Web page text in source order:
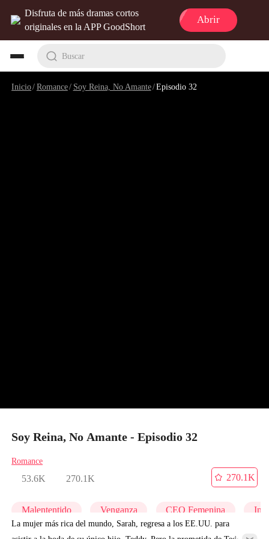
Disfruta de más dramas cortos
originales en la APP GoodShort
Abrir
Buscar
Inicio/Romance/ Soy Reina, No Amante/Episodio 32
Soy Reina, No Amante - Episodio 32
Romance
53.6K 270.1K
270.1K
Malententido Venganza CEO Femenina
La mujer más rica del mundo, Sarah, regresa a los EE.UU. para